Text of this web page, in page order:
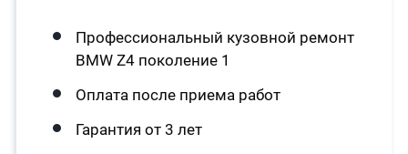
Профессиональный кузовной ремонт
BMW Z4 поколение 1
Оплата после приема работ
Гарантия от 3 лет